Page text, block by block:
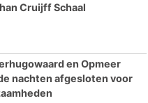
Cruijff Schaal
en Opmeer
nachten afgesloten voor